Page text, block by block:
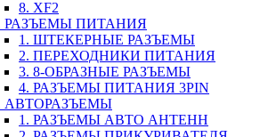
8. XF2
РАЗЪЕМЫ ПИТАНИЯ
1. ШТЕКЕРНЫЕ РАЗЪЕМЫ
2. ПЕРЕХОДНИКИ ПИТАНИЯ
3. 8-ОБРАЗНЫЕ РАЗЪЕМЫ
4. РАЗЪЕМЫ ПИТАНИЯ 3PIN
АВТОРАЗЪЕМЫ
1. РАЗЪЕМЫ АВТО АНТЕНН